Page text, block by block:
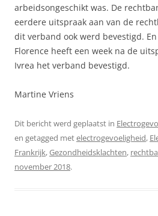
arbeidsongeschikt was. De
eerdere uitspraak aan van de
dit verband ook werd bevestigd.
Florence heeft een week na de
Ivrea het verband bevestigd.
Martine Vriens
Dit bericht werd geplaatst in
en getagged metelectrogevoeligheid,
Frankrijk,Gezondheidsklachten,
november 2018.